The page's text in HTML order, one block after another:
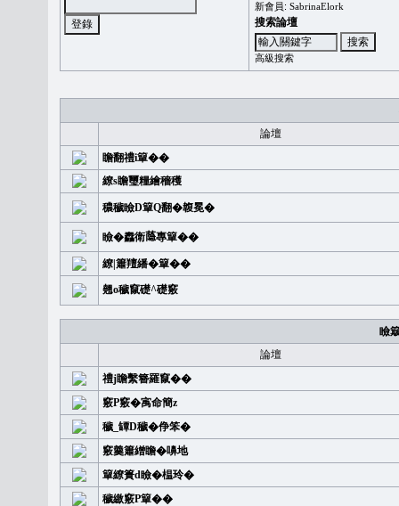
新會員: SabrinaElork
搜索論壇
高級搜索
論壇
瞻翻禮i簞��
繚s瞻璽糧繪穡穫
穠穢瞼D簞Q翻�䪖冕�
瞼�䆐衛𦻕專簞��
繚|簫羶繙�簞��
翹o穢竄礎^礎竅
瞼
論壇
禮j瞻繫簪羅竄��
竅P竅�㝢命簡z
穢_罈D穢�鿇笨�
竅羹簫繒瞻�嚊地
簞繚簣d瞼�榅玲�
穢繳竅P簞��